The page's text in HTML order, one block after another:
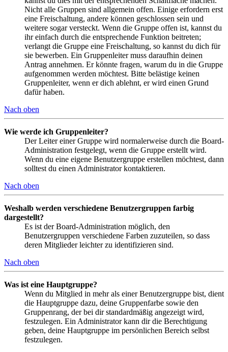
Nicht alle Gruppen sind allgemein offen. Einige erfordern erst
eine Freischaltung, andere können geschlossen sein und
weitere sogar versteckt. Wenn die Gruppe offen ist, kannst du
ihr einfach durch die entsprechende Funktion beitreten;
verlangt die Gruppe eine Freischaltung, so kannst du dich für
sie bewerben. Ein Gruppenleiter muss daraufhin deinen
Antrag annehmen. Er könnte fragen, warum du in die Gruppe
aufgenommen werden möchtest. Bitte belästige keinen
Gruppenleiter, wenn er dich ablehnt, er wird einen Grund
dafür haben.
Nach oben
Wie werde ich Gruppenleiter?
Der Leiter einer Gruppe wird normalerweise durch die Board-
Administration festgelegt, wenn die Gruppe erstellt wird.
Wenn du eine eigene Benutzergruppe erstellen möchtest, dann
solltest du einen Administrator kontaktieren.
Nach oben
Weshalb werden verschiedene Benutzergruppen farbig
dargestellt?
Es ist der Board-Administration möglich, den
Benutzergruppen verschiedene Farben zuzuteilen, so dass
deren Mitglieder leichter zu identifizieren sind.
Nach oben
Was ist eine Hauptgruppe?
Wenn du Mitglied in mehr als einer Benutzergruppe bist, dient
die Hauptgruppe dazu, deine Gruppenfarbe sowie den
Gruppenrang, der bei dir standardmäßig angezeigt wird,
festzulegen. Ein Administrator kann dir die Berechtigung
geben, deine Hauptgruppe im persönlichen Bereich selbst
festzulegen.